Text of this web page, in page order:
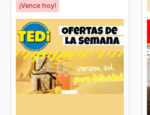
¡Vence hoy!